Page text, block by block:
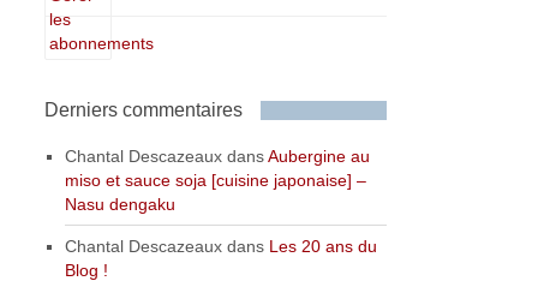
Derniers commentaires
Chantal Descazeaux dansAubergine au
miso et sauce soja [cuisine japonaise] –
Nasu dengaku
Chantal Descazeaux dans Les 20 ans du
Blog !